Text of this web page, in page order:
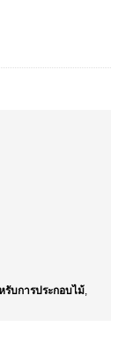
บการประกอบไม้,